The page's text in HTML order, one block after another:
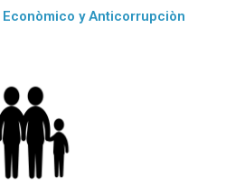
y Anticorrupciòn